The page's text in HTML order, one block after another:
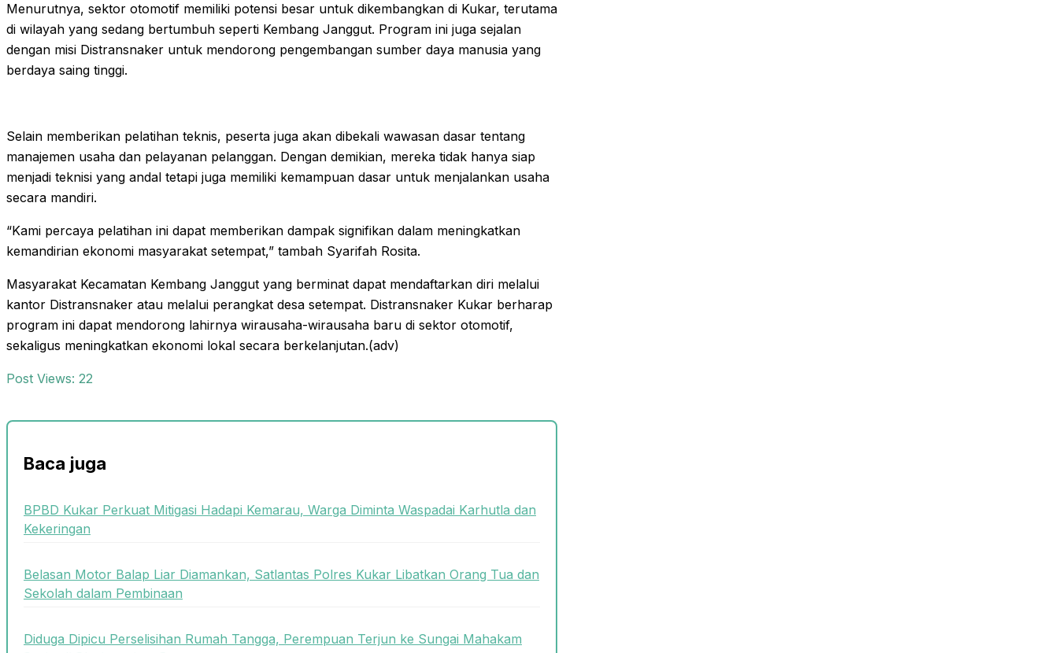
Menurutnya, sektor otomotif memiliki potensi besar untuk dikembangkan di Kukar, terutama
di wilayah yang sedang bertumbuh seperti Kembang Janggut. Program ini juga sejalan
dengan misi Distransnaker untuk mendorong pengembangan sumber daya manusia yang
berdaya saing tinggi.
Selain memberikan pelatihan teknis, peserta juga akan dibekali wawasan dasar tentang
manajemen usaha dan pelayanan pelanggan. Dengan demikian, mereka tidak hanya siap
menjadi teknisi yang andal tetapi juga memiliki kemampuan dasar untuk menjalankan usaha
secara mandiri.
“Kami percaya pelatihan ini dapat memberikan dampak signifikan dalam meningkatkan
kemandirian ekonomi masyarakat setempat,” tambah Syarifah Rosita.
Masyarakat Kecamatan Kembang Janggut yang berminat dapat mendaftarkan diri melalui
kantor Distransnaker atau melalui perangkat desa setempat. Distransnaker Kukar berharap
program ini dapat mendorong lahirnya wirausaha-wirausaha baru di sektor otomotif,
sekaligus meningkatkan ekonomi lokal secara berkelanjutan.(adv)
Post Views: 22
Baca juga
BPBD Kukar Perkuat Mitigasi Hadapi Kemarau, Warga Diminta Waspadai Karhutla dan
Kekeringan
Belasan Motor Balap Liar Diamankan, Satlantas Polres Kukar Libatkan Orang Tua dan
Sekolah dalam Pembinaan
Diduga Dipicu Perselisihan Rumah Tangga, Perempuan Terjun ke Sungai Mahakam